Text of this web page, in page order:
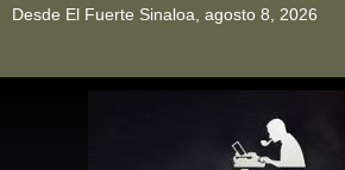
Desde El Fuerte Sinaloa, agosto 8, 2026